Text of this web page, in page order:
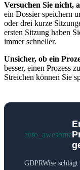
Versuchen Sie nicht,
ein Dossier speichern
oder drei kurze
ersten Sitzung haben
immer schneller.
Unsicher, ob ein
besser, einen Prozess
Streichen können Sie
auto_awesome
GDPRWise schlägt